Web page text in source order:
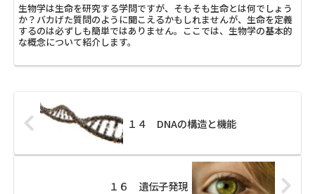
生物学は生命を研究する学問ですが、そもそも生命とは何でしょう
か？バカげた質問のように聞こえるかもしれませんが、生命を定義
するのは必ずしも簡単ではありません。ここでは、生物学の基本的
な概念について紹介します。
１４ DNAの構造と機能
１６ 遺伝子発現